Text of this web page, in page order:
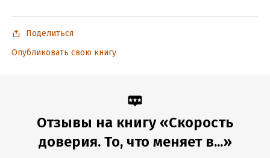
Поделиться
Опубликовать свою книгу
Отзывы на книгу «Скорость
доверия. То, что меняет в...»